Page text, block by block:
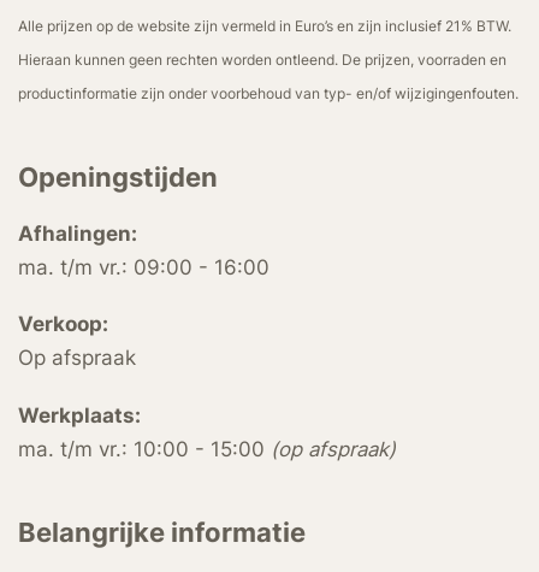
Alle prijzen op de website zijn vermeld in Euro’s en zijn inclusief 21% BTW.
Hieraan kunnen geen rechten worden ontleend. De prijzen, voorraden en
productinformatie zijn onder voorbehoud van typ- en/of wijzigingenfouten.
Openingstijden
Afhalingen:
ma. t/m vr.: 09:00 - 16:00
Verkoop:
Op afspraak
Werkplaats:
ma. t/m vr.: 10:00 - 15:00 (op afspraak)
Belangrijke informatie